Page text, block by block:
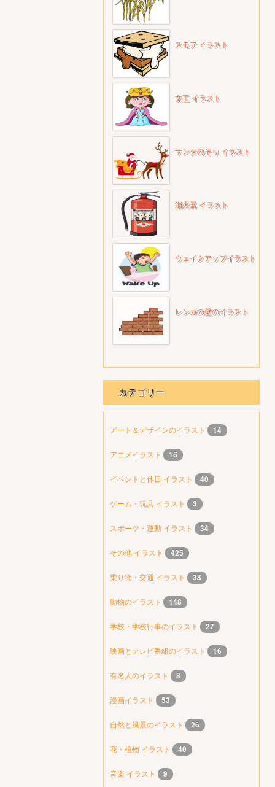
スモア イラスト
女王 イラスト
サンタのそり イラスト
消火器 イラスト
ウェイクアップイラスト
レンガの壁のイラスト
カテゴリー
アート＆デザインのイラスト 14
アニメイラスト 16
イベントと休日 イラスト 40
ゲーム・玩具 イラスト 3
スポーツ・運動 イラスト 34
その他 イラスト 425
乗り物・交通 イラスト 38
動物のイラスト 148
学校・学校行事のイラスト 27
映画とテレビ番組のイラスト 16
有名人のイラスト 8
漫画イラスト 53
自然と風景のイラスト 26
花・植物 イラスト 40
音楽 イラスト 9